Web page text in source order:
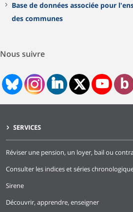
Base de données associée pour
des communes
Nous suivre
SERVICES
Réviser une pension, un loyer, bail ou
Consulter les indices et séries
Sirene
Découvrir, apprendre, enseigner